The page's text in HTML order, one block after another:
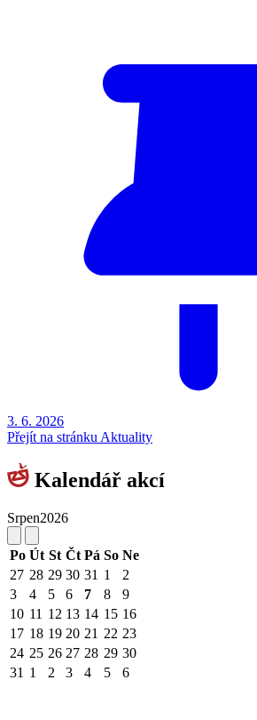
3. 6. 2026
Přejít na stránku Aktuality
Kalendář akcí
Srpen2026
Po Út St Čt Pá So Ne
27 28 29 30 31 1
2
3
4 5 6 7 8
9
10 11 12 13 14 15 16
17 18 19 20 21 22 23
24 25 26 27 28 29 30
31 1 2 3 4 5 6